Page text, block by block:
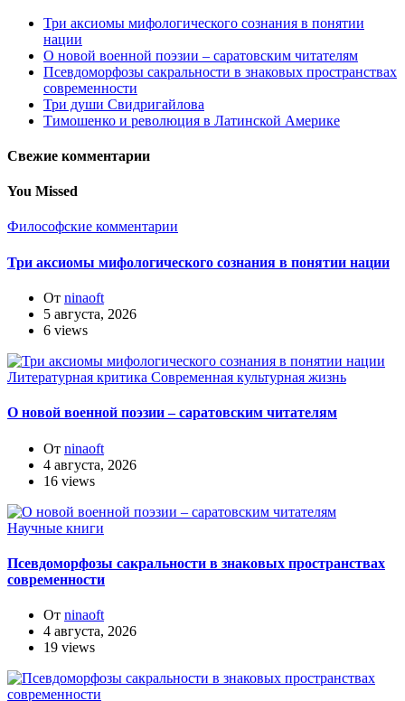
Три аксиомы мифологического сознания в понятии
нации
О новой военной поэзии – саратовским читателям
Псевдоморфозы сакральности в знаковых пространствах
современности
Три души Свидригайлова
Тимошенко и революция в Латинской Америке
Свежие комментарии
You Missed
Философские комментарии
Три аксиомы мифологического сознания в понятии нации
От ninaoft
5 августа, 2026
6 views
Литературная критика Современная культурная жизнь
О новой военной поэзии – саратовским читателям
От ninaoft
4 августа, 2026
16 views
Научные книги
Псевдоморфозы сакральности в знаковых пространствах
современности
От ninaoft
4 августа, 2026
19 views